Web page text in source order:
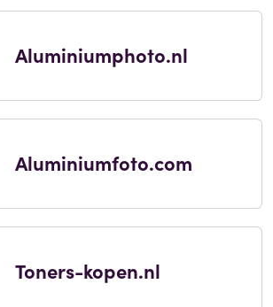
Aluminiumphoto.nl
Aluminiumfoto.com
Toners-kopen.nl